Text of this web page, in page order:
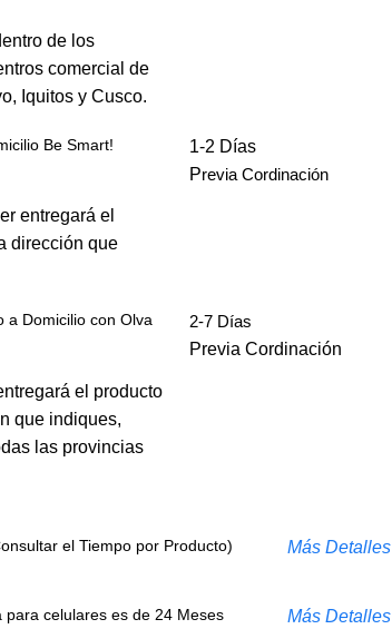
de los
comercial de
Iquitos y Cusco.
Be Smart!
entregará el
dirección que
1-2 Días
Previa Cordinación
a Domicilio con Olva
el producto
que indiques,
las provincias
2-7 Días
Previa Cordinación
el Tiempo por Producto) Más Detalles
para celulares es de 24 Meses Más Detalles